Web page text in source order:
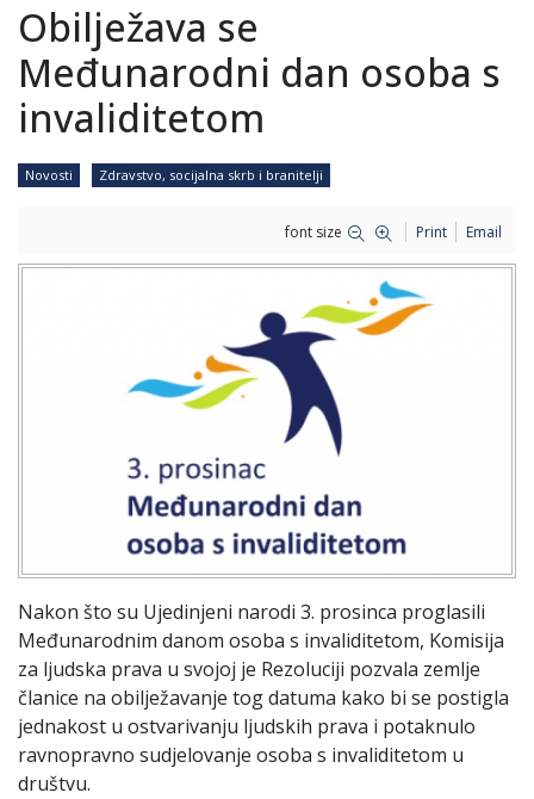
Obilježava se
Međunarodni dan osoba s
invaliditetom
Novosti Zdravstvo, socijalna skrb i branitelji
font size Print Email
Nakon što su Ujedinjeni narodi 3. prosinca proglasili
Međunarodnim danom osoba s invaliditetom, Komisija
za ljudska prava u svojoj je Rezoluciji pozvala zemlje
članice na obilježavanje tog datuma kako bi se postigla
jednakost u ostvarivanju ljudskih prava i potaknulo
ravnopravno sudjelovanje osoba s invaliditetom u
društvu.